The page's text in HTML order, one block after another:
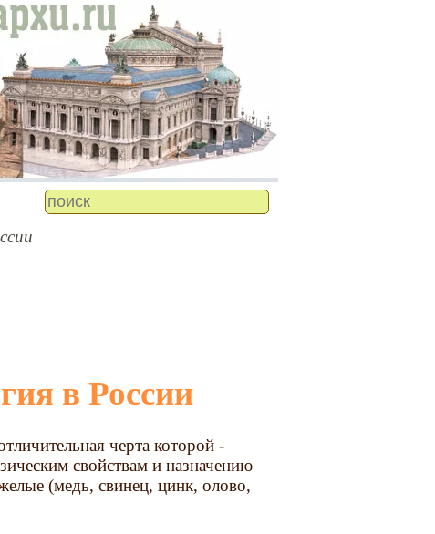
в России
черта которой -
свойствам и назначению
(медь, свинец, цинк, олово,